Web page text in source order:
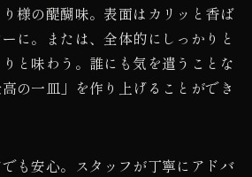
様の醍醐味。表面はカリッと香ば
に。または、全体的にしっかりと
と味わう。誰にも気を遣うことな
の一皿」を作り上げることができ
も安心。スタッフが丁寧にアドバ